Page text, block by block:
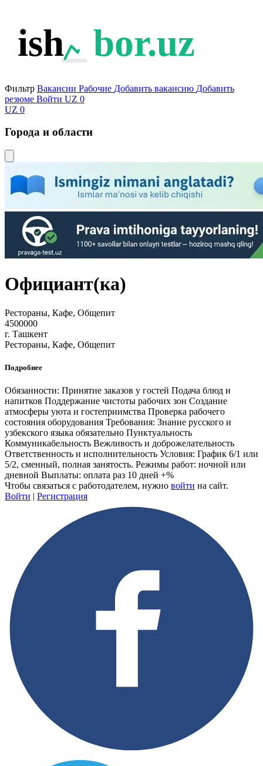
ish bor.uz
Фильтр Вакансии Рабочие Добавить вакансию Добавить
резюме Войти UZ 0
UZ 0
Города и области
Официант(ка)
Рестораны, Кафе, Общепит
4500000
г. Ташкент
Рестораны, Кафе, Общепит
Подробнее
Обязанности: Принятие заказов у гостей Подача блюд и
напитков Поддержание чистоты рабочих зон Создание
атмосферы уюта и гостеприимства Проверка рабочего
состояния оборудования Требования: Знание русского и
узбекского языка обязательно Пунктуальность
Коммуникабельность Вежливость и доброжелательность
Ответственность и исполнительность Условия: График 6/1 или
5/2, сменный, полная занятость. Режимы работ: ночной или
дневной Выплаты: оплата раз 10 дней +%
Чтобы связаться с работодателем, нужно войти на сайт.
Войти | Регистрация